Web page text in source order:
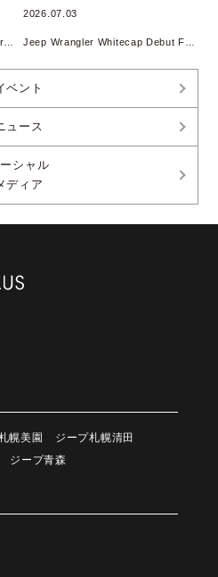
2026.07.03
ベント
ュース
シャル
ディア
幌美園
ジープ札幌清田
ジープ青森